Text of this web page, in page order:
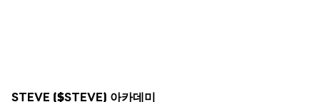
STEVE ($STEVE) 아카데미